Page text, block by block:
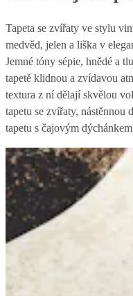
Tapeta se zvířaty ve stylu
medvěd, jelen a liška v
Jemné tóny sépie, hnědé a
tapetě klidnou a zvídavou
textura z ní dělají skvělou
tapetu se zvířaty, nástěnnou
tapetu s čajovým